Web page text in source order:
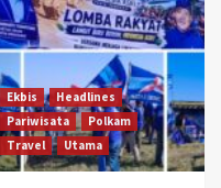
Ekbis
Headlines
Pariwisata
Polkam
Travel
Utama